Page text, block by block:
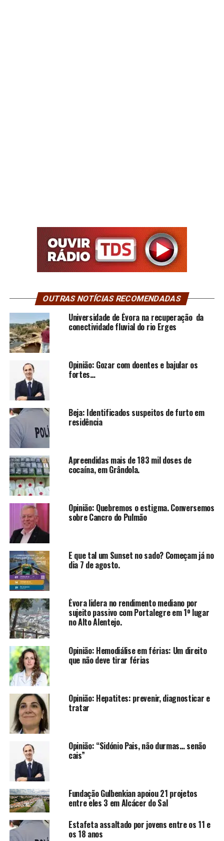
OUTRAS NOTÍCIAS RECOMENDADAS
Universidade de Évora na recuperação da
conectividade fluvial do rio Erges
Opinião: Gozar com doentes e bajular os
fortes…
Beja: Identificados suspeitos de furto em
residência
Apreendidas mais de 183 mil doses de
cocaína, em Grândola.
Opinião: Quebremos o estigma. Conversemos
sobre Cancro do Pulmão
E que tal um Sunset no sado? Começam já no
dia 7 de agosto.
Évora lidera no rendimento mediano por
sujeito passivo com Portalegre em 1º lugar
no Alto Alentejo.
Opinião: Hemodiálise em férias: Um direito
que não deve tirar férias
Opinião: Hepatites: prevenir, diagnosticar e
tratar
Opinião: “Sidónio Pais, não durmas… senão
cais”
Fundação Gulbenkian apoiou 21 projetos
entre eles 3 em Alcácer do Sal
Estafeta assaltado por jovens entre os 11 e
os 18 anos